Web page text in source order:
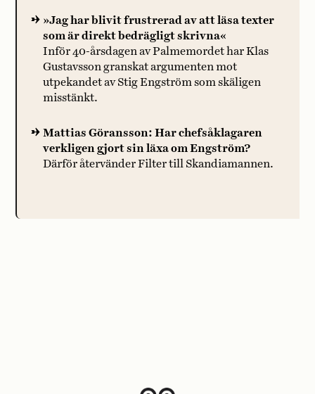
»Jag har blivit frustrerad av att läsa texter
som är direkt bedrägligt skrivna«
Inför 40-årsdagen av Palmemordet har Klas
Gustavsson granskat argumenten mot
utpekandet av Stig Engström som skäligen
misstänkt.
Mattias Göransson: Har chefsåklagaren
verkligen gjort sin läxa om Engström?
Därför återvänder Filter till Skandiamannen.